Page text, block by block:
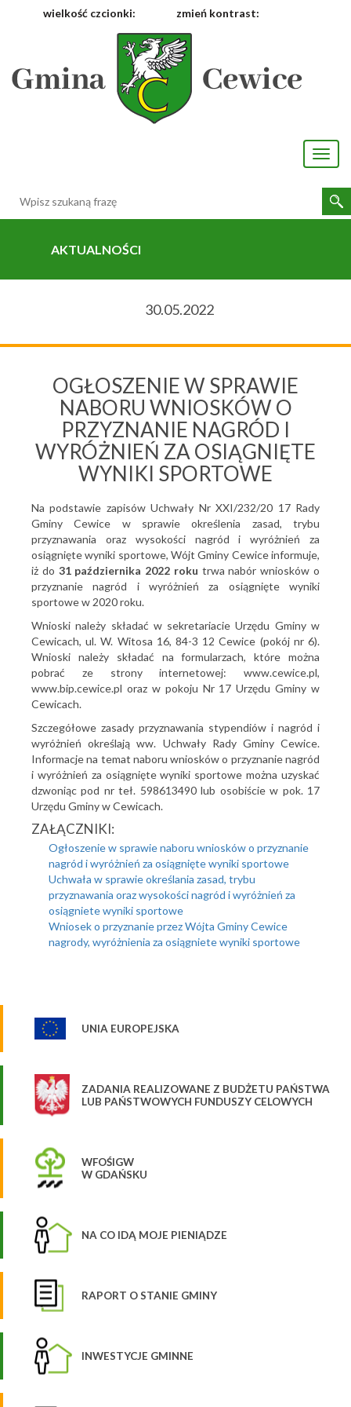
wielkość czcionki: zmień kontrast:
AKTUALNOŚCI
30.05.2022
OGŁOSZENIE W SPRAWIE
NABORU WNIOSKÓW O
PRZYZNANIE NAGRÓD I
WYRÓŻNIEŃ ZA OSIĄGNIĘTE
WYNIKI SPORTOWE
Na podstawie zapisów Uchwały NrXXI/232/20 17 Rady
Gminy Cewice w sprawieokreślenia zasad, trybu
przyznawania oraz wysokości nagród i wyróżnieńza
osiągnięte wyniki sportowe, Wójt Gminy Cewice informuje,
iż do 31 października 2022 roku trwa nabór wniosków o
przyznanie nagród i wyróżnieńza osiągnięte wyniki
sportowe w 2020 roku.
Wnioski należy składać w sekretariacieUrzędu Gminy w
Cewicach, ul. W. Witosa 16, 84-3 12 Cewice (pokój nr 6).
Wnioski należy składać na formularzach, które można
pobrać ze strony internetowej: www.cewice.pl,
www.bip.cewice.pl oraz w pokoju Nr 17Urzędu Gminy w
Cewicach.
Szczegółowe zasady przyznawania stypendiów i nagród i
wyróżnieńokreślająww. Uchwały Rady Gminy Cewice.
Informacje na temat naboru wniosków o przyznanie nagród
i wyróżnień za osiągniętewyniki sportowe można uzyskać
dzwoniąc pod nr teł. 598613490 lub osobiściew pok. 17
Urzędu Gminy w Cewicach.
ZAŁĄCZNIKI:
Ogłoszenie w sprawie naboru wniosków o przyznanie
nagród i wyróżnień za osiągnięte wyniki sportowe
Uchwała w sprawie określania zasad, trybu
przyznawania oraz wysokości nagród i wyróżnień za
osiągniete wyniki sportowe
Wniosek o przyznanie przez Wójta Gminy Cewice
nagrody, wyróżnienia za osiągniete wyniki sportowe
UNIA EUROPEJSKA
ZADANIA REALIZOWANE Z BUDŻETU PAŃSTWA
LUB PAŃSTWOWYCH FUNDUSZY CELOWYCH
WFOŚIGW
W GDAŃSKU
NA CO IDĄ MOJE PIENIĄDZE
RAPORT O STANIE GMINY
INWESTYCJE GMINNE